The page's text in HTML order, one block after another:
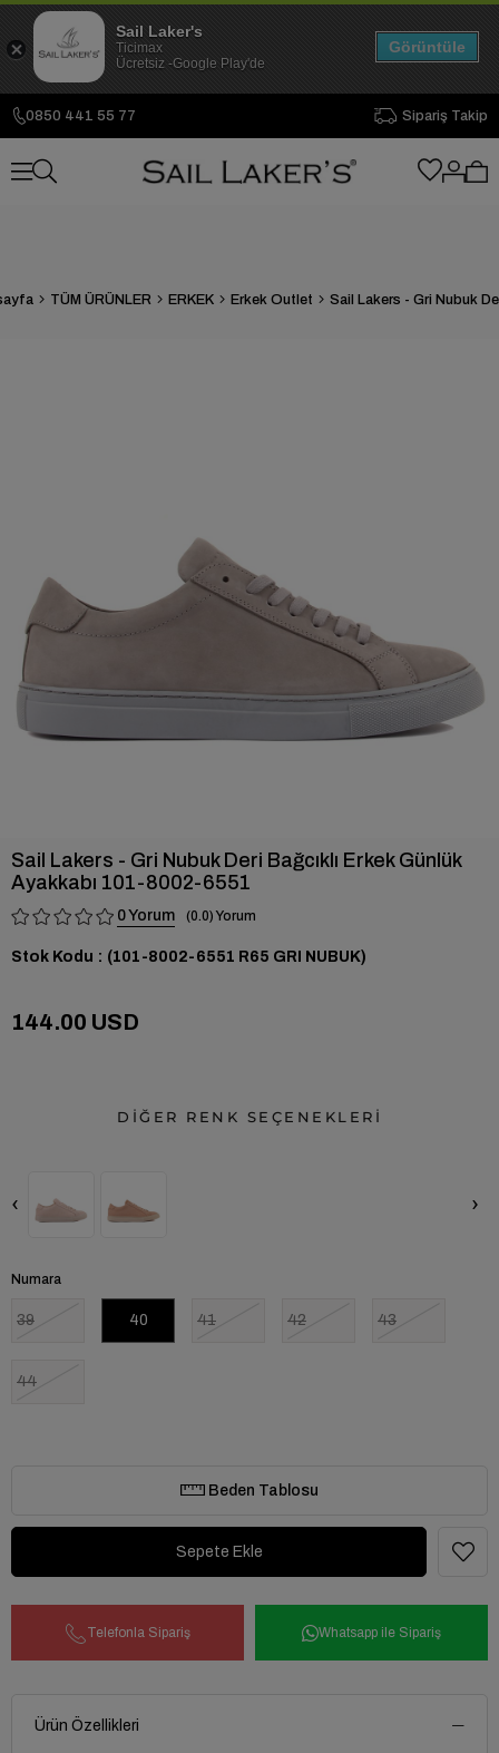
0850 441 55 77 Sipariş Takip
TÜM ÜRÜNLER ERKEK Erkek Outlet
Sail Lakers - Gri Nubuk Deri Bağcıklı Erkek Günlük
Ayakkabı 101-8002-6551
0 0.0
Stok Kodu (101-8002-6551 R65 GRI NUBUK)
144.00 USD
DİĞER RENK SEÇENEKLERİ
‹ ›
Numara
39 40 41 42 43
44
Beden Tablosu
Telefonla Sipariş Whatsapp ile Sipariş
Ürün Özellikleri
Sail Laker's
Ticimax
Ücretsiz -Google Play'de
Görüntüle